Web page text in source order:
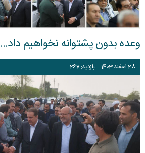
وعده بدون پشتوانه نخواهیم داد...
28اسفند1403 بازدید: 267